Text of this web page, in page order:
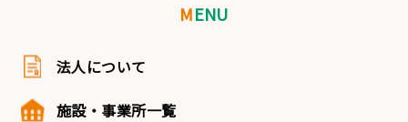
MENU
法人について
施設・事業所一覧